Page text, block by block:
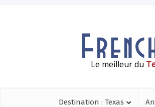
Le meilleur du
Destination : Texas